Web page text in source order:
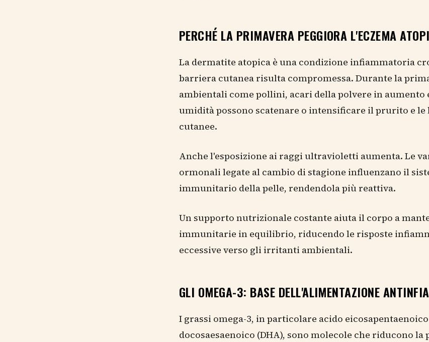
PERCHÉ LA PRIMAVERA PEGGIORA L'ECZEMA
La dermatite atopica è una condizione infiammatoria
barriera cutanea risulta compromessa. Durante la
ambientali come pollini, acari della polvere in aumento
umidità possono scatenare o intensificare il prurito e le
cutanee.
Anche l'esposizione ai raggi ultravioletti aumenta. Le
ormonali legate al cambio di stagione influenzano il
immunitario della pelle, rendendola più reattiva.
Un supporto nutrizionale costante aiuta il corpo a
immunitarie in equilibrio, riducendo le risposte
eccessive verso gli irritanti ambientali.
GLI OMEGA-3: BASE DELL'ALIMENTAZIONE
I grassi omega-3, in particolare acido eicosapentaenoico
docosaesaenoico (DHA), sono molecole che riducono la